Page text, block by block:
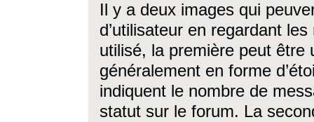
Il y a deux images qui
d’utilisateur en regardant
utilisé, la première peut être
généralement en forme
indiquent le nombre de
statut sur le forum. La